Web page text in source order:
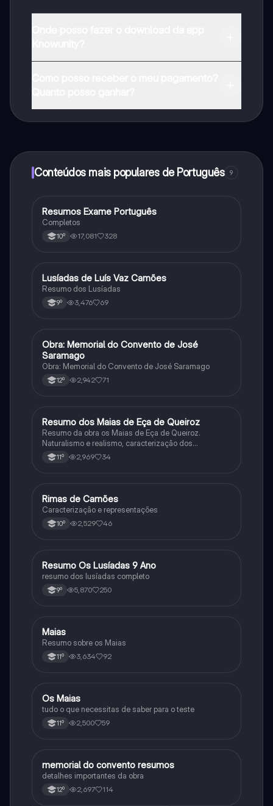
Conteúdos mais populares de Português 9
Português
Resumos Exame Português
Completos
10º 17,081 328
Português
Lusíadas de Luís Vaz Camões
Resumo dos Lusíadas
9º 3,476 69
Português
Obra: Memorial do Convento de José
Saramago
Obra: Memorial do Convento de José Saramago
12º 2,942 71
Português
Resumo dos Maias de Eça de Queiroz
Resumo da obra os Maias de Eça de Queiroz.
Naturalismo e realismo, caracterização dos
personagens e contexto histórico.
11º 2,969 34
Português
Rimas de Camões
Caracterização e representações
10º 2,529 46
Português
Resumo Os Lusíadas 9 Ano
resumo dos lusíadas completo
9º 5,870 250
Português
Maias
Resumo sobre os Maias
11º 3,634 92
Português
Os Maias
tudo o que necessitas de saber para o teste
11º 2,500 59
Português
memorial do convento resumos
detalhes importantes da obra
12º 2,697 114